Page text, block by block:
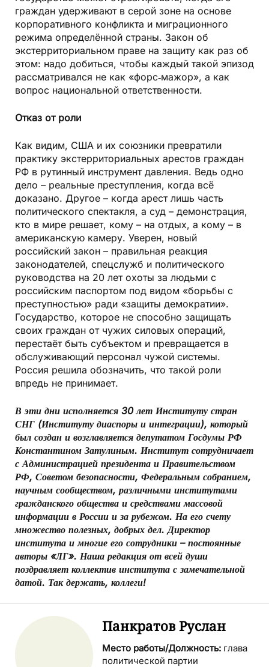
граждан удерживают в серой зоне на основе
корпоративного конфликта и миграционного
режима определённой страны. Закон об
экстерриториальном праве на защиту как раз об
этом: надо добиться, чтобы каждый такой эпизод
рассматривался не как «форс‑мажор», а как
вопрос национальной ответственности.
Отказ от роли
Как видим, США и их союзники превратили
практику экстерриториальных арестов граждан
РФ в рутинный инструмент давления. Ведь одно
дело – реальные преступления, когда всё
доказано. Другое – когда арест лишь часть
политического спектакля, а суд – демонстрация,
кто в мире решает, кому – на отдых, а кому – в
американскую камеру. Уверен, новый
российский закон – правильная реакция
законодателей, спецслужб и политического
руководства на 20 лет охоты за людьми с
российским паспортом под видом «борьбы с
преступностью» ради «защиты демократии».
Государство, которое не способно защищать
своих граждан от чужих силовых операций,
перестаёт быть субъектом и превращается в
обслуживающий персонал чужой системы.
Россия решила обозначить, что такой роли
впредь не принимает.
В эти дни исполняется 30 лет Институту стран
СНГ (Институту диаспоры и интеграции), который
был создан и возглавляется депутатом Госдумы РФ
Константином Затулиным. Институт сотрудничает
с Администрацией президента и Правительством
РФ, Советом безопасности, Федеральным собранием,
научным сообществом, различными институтами
гражданского общества и средствами массовой
информации в России и за рубежом. На его счету
множество полезных, добрых дел. Директор
института и многие его сотрудники – постоянные
авторы «ЛГ». Наша редакция от всей души
поздравляет коллектив института с замечательной
датой. Так держать, коллеги!
Панкратов Руслан
Место работы/Должность: глава
политической партии